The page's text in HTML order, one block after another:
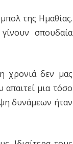
της Ημαθίας.
σπουδαία
χρονιά δεν μας
απαιτεί μια τόσο
δυνάμεων ήταν